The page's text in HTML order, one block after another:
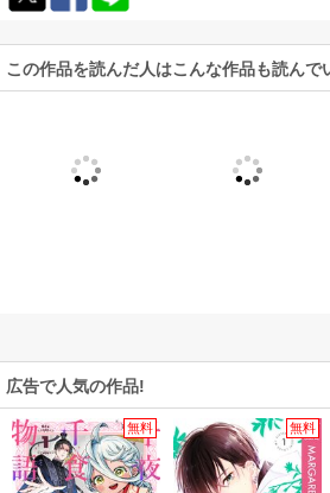
この作品を読んだ人はこんな作品も読んで
広告で人気の作品!
無料 無料